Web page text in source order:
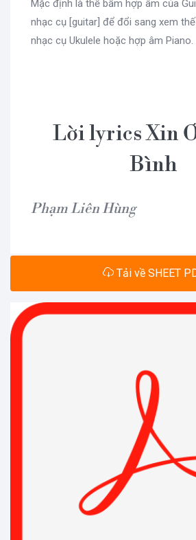
Mặc định là thế bấm hợp âm của
nhạc cụ [guitar] để đổi sang xem
nhạc cụ Ukulele hoặc hợp âm Piano.
Lời lyrics Xin
Bình
Phạm Liên Hùng
Tải về SHEET